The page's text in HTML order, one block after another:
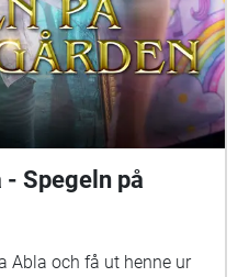
äventyret är: Barbro
Jessica Edén, Sofie
Timo Hietala, Niko
Marina Meinander och
Spegeln på
Abla och få ut henne ur